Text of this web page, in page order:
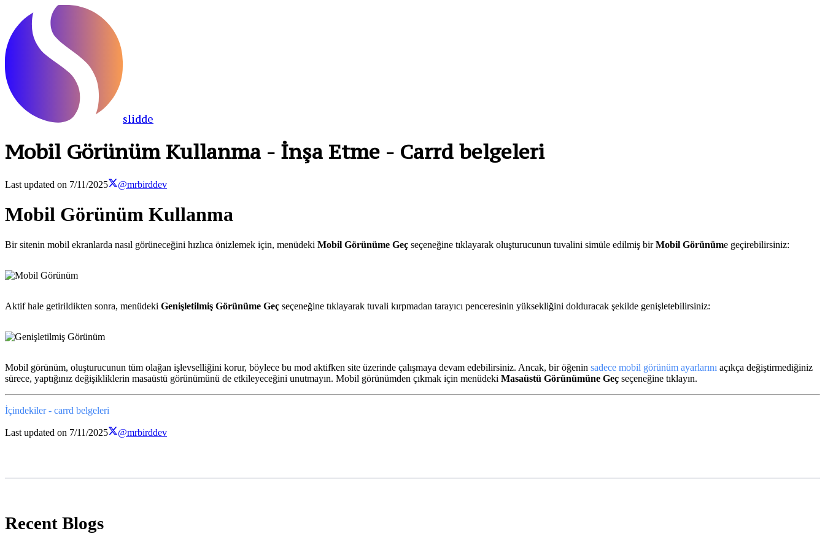
slidde
Mobil Görünüm Kullanma - İnşa Etme - Carrd belgeleri
Last updated on 7/11/2025 @mrbirddev
Mobil Görünüm Kullanma
Bir sitenin mobil ekranlarda nasıl görüneceğini hızlıca önizlemek için, menüdeki Mobil Görünüme Geç seçeneğine tıklayarak oluşturucunun tuvalini simüle edilmiş birMobil Görünüme geçirebilirsiniz:
Aktif hale getirildikten sonra, menüdeki Genişletilmiş Görünüme Geç seçeneğine tıklayarak tuvali kırpmadan tarayıcı penceresinin yüksekliğini dolduracak şekilde genişletebilirsiniz:
Mobil görünüm, oluşturucunun tüm olağan işlevselliğini korur, böylece bu mod aktifken site üzerinde çalışmaya devam edebilirsiniz. Ancak, bir öğenin sadece mobil görünüm ayarlarını açıkça değiştirmediğiniz
sürece, yaptığınız değişikliklerin masaüstü görünümünü de etkileyeceğini unutmayın. Mobil görünümden çıkmak için menüdeki Masaüstü Görünümüne Geç seçeneğine tıklayın.
İçindekiler - carrd belgeleri
Last updated on 7/11/2025 @mrbirddev
Recent Blogs